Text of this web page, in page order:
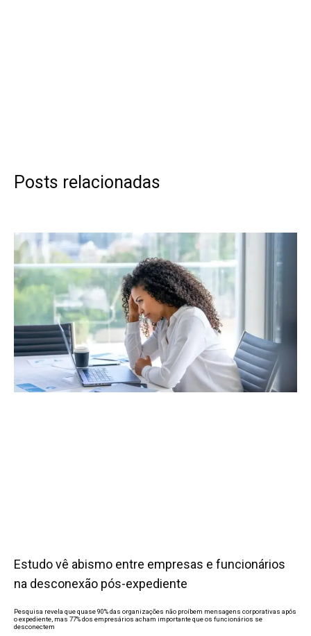
Posts relacionadas
Estudo vê abismo entre empresas e funcionários
na desconexão pós-expediente
Pesquisa revela que quase 90% das organizações não proíbem mensagens corporativas após
o expediente, mas 77% dos empresários acham importante que os funcionários se
desconectem